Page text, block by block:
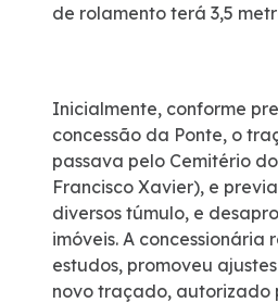
de rolamento terá 3,5
Inicialmente, conforme
concessão da Ponte, o
passava pelo Cemitério
Francisco Xavier), e
diversos túmulo, e
imóveis. A concessionária
estudos, promoveu
novo traçado, autorizado